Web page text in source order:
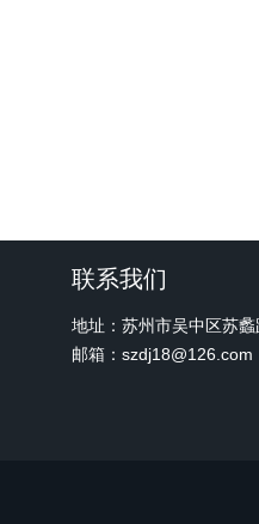
联系我们
地址：苏州市吴中区苏
邮箱：szdj18@126.com